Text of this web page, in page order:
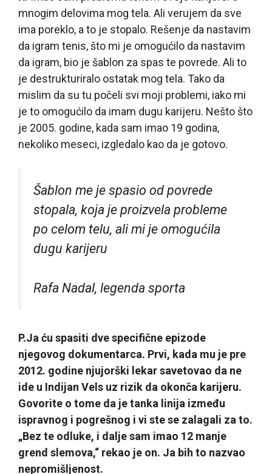
mnogim delovima mog tela. Ali verujem da sve
ima poreklo, a to je stopalo. Rešenje da nastavim
da igram tenis, što mi je omogućilo da nastavim
da igram, bio je šablon za spas te povrede. Ali to
je destrukturiralo ostatak mog tela. Tako da
mislim da su tu počeli svi moji problemi, iako mi
je to omogućilo da imam dugu karijeru. Nešto što
je 2005. godine, kada sam imao 19 godina,
nekoliko meseci, izgledalo kao da je gotovo.
Šablon me je spasio od povrede
stopala, koja je proizvela probleme
po celom telu, ali mi je omogućila
dugu karijeru
Rafa Nadal, legenda sporta
P.Ja ću spasiti dve specifične epizode
njegovog dokumentarca. Prvi, kada mu je pre
2012. godine njujorški lekar savetovao da ne
ide u Indijan Vels uz rizik da okonča karijeru.
Govorite o tome da je tanka linija između
ispravnog i pogrešnog i vi ste se zalagali za to.
„Bez te odluke, i dalje sam imao 12 manje
grend slemova,“ rekao je on. Ja bih to nazvao
nepromišljenost.